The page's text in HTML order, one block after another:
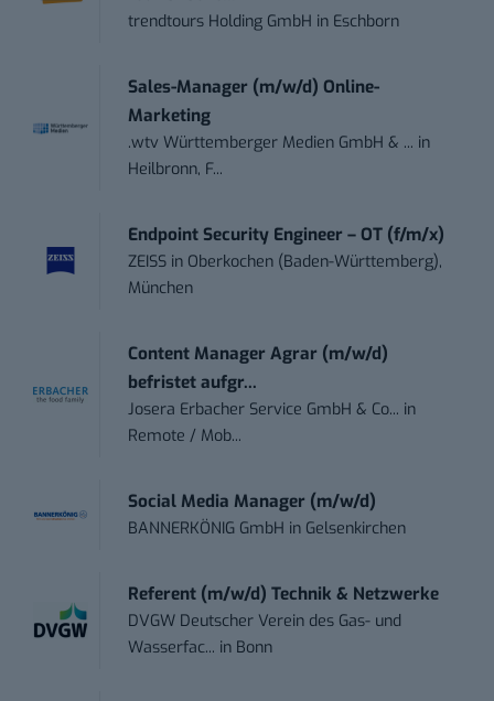
trendtours Holding GmbH in Eschborn
Sales-Manager (m/w/d) Online-
Marketing
.wtv Württemberger Medien GmbH & ... in
Heilbronn, F...
Endpoint Security Engineer – OT (f/m/x)
ZEISS in Oberkochen (Baden-Württemberg),
München
Content Manager Agrar (m/w/d)
befristet aufgr...
Josera Erbacher Service GmbH & Co... in
Remote / Mob...
Social Media Manager (m/w/d)
BANNERKÖNIG GmbH in Gelsenkirchen
Referent (m/w/d) Technik & Netzwerke
DVGW Deutscher Verein des Gas- und
Wasserfac... in Bonn